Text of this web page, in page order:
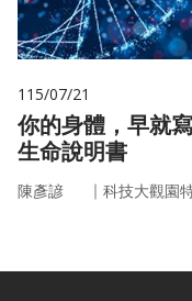
115/07/21
你的身體，早就
生命說明書
陳彥諺 ｜ 科技大觀園